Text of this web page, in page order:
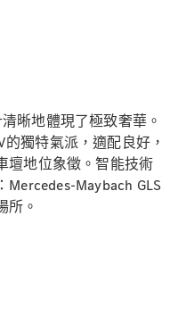
晰地體現了極致奢華。
獨特氣派，適配良好，
壇地位象徵。智能技術
Maybach GLS
所。